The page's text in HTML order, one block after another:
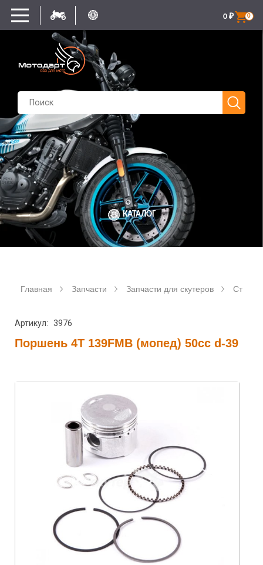
0
0 ₽
КАТАЛОГ
Главная Запчасти Запчасти для скутеров
Артикул: 3976
Поршень 4T 139FMB (мопед) 50сс d-39